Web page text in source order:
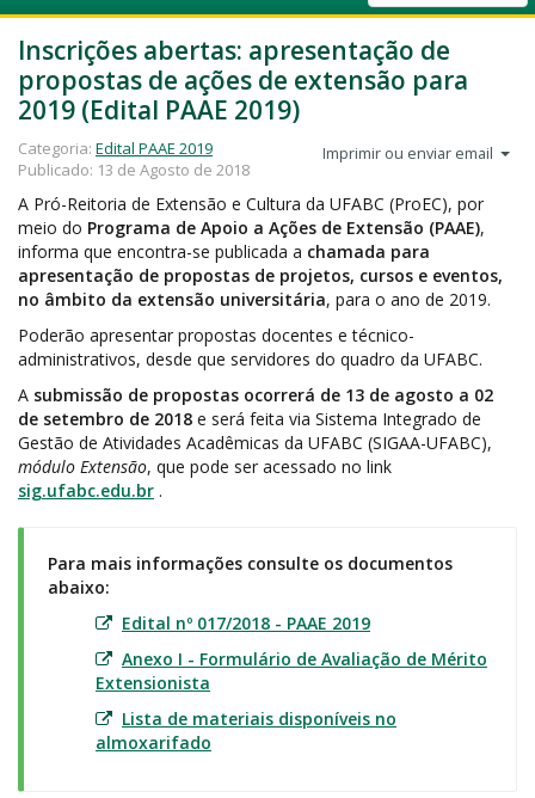
Inscrições abertas: apresentação de
propostas de ações de extensão para
2019 (Edital PAAE 2019)
Imprimir ou enviar email
Categoria: Edital PAAE 2019
Publicado: 13 de Agosto de 2018
A Pró-Reitoria de Extensão e Cultura da UFABC (ProEC), por
meio do Programa de Apoio a Ações de Extensão (PAAE),
informa que encontra-se publicada a chamada para
apresentação de propostas de projetos, cursos e eventos,
no âmbito da extensão universitária, para o ano de 2019.
Poderão apresentar propostas docentes e técnico-
administrativos, desde que servidores do quadro da UFABC.
A submissão de propostas ocorrerá de 13 de agosto a 02
de setembro de 2018 e será feita via Sistema Integrado de
Gestão de Atividades Acadêmicas da UFABC (SIGAA-UFABC),
módulo Extensão, que pode ser acessado no link
sig.ufabc.edu.br .
Para mais informações consulte os documentos
abaixo:
Edital nº 017/2018 - PAAE 2019
Anexo I - Formulário de Avaliação de Mérito
Extensionista
Lista de materiais disponíveis no
almoxarifado